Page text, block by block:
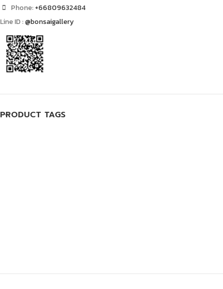
Phone:+66809632484
Line ID :@bonsaigallery
PRODUCT TAGS